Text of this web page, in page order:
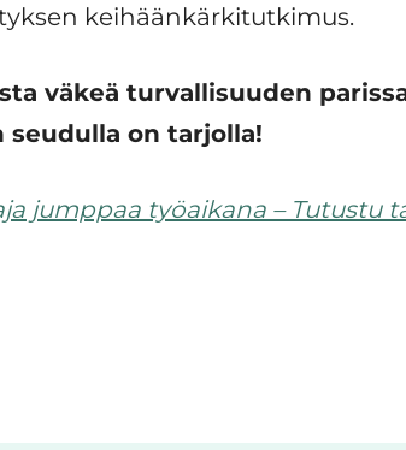
keihäänkärkitutkimus.
väkeä turvallisuuden
seudulla on tarjolla!
jumppaa työaikana – Tutustu